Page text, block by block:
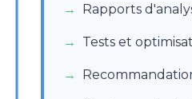
Rapports
Tests et